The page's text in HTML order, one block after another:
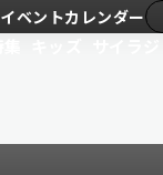
イベントカレンダー